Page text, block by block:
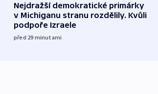
Nejdražší demokratické primárky
v Michiganu stranu rozdělily. Kvůli
podpoře Izraele
před 29 minutami